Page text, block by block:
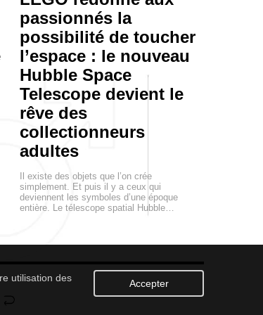
passionnés la
possibilité de toucher
l’espace : le nouveau
Hubble Space
Telescope devient le
rêve des
collectionneurs
adultes
Il existe des objets que l’on crée
simplement. Et puis il y a ceux qui
deviennent les symboles d’une époque
entière. Le télescope spatial Hubble…
utilisation des Accepter